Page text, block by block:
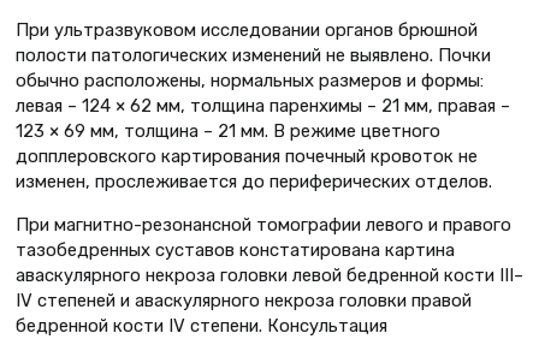
При ультразвуковом исследовании органов брюшной
полости патологических изменений не выявлено. Почки
обычно расположены, нормальных размеров и формы:
левая – 124 × 62 мм, толщина паренхимы – 21 мм, правая –
123 × 69 мм, толщина – 21 мм. В режиме цветного
допплеровского картирования почечный кровоток не
изменен, прослеживается до периферических отделов.
При магнитно-резонансной томографии левого и правого
тазобедренных суставов констатирована картина
аваскулярного некроза головки левой бедренной кости III–
IV степеней и аваскулярного некроза головки правой
бедренной кости IV степени. Консультация